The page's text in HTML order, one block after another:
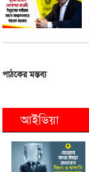
পাঠকের মন্তব্য
আইডিয়া